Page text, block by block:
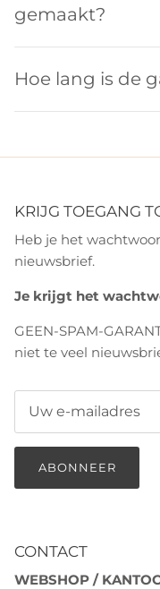
gemaakt?
Hoe lang is de
KRIJG TOEGANG
Heb je het
nieuwsbrief.
Je krijgt het
GEEN-SPAM-
niet te veel
ABONNEER
CONTACT
WEBSHOP /